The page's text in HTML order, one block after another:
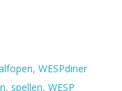
, WESPdiner
, spellen, WESP